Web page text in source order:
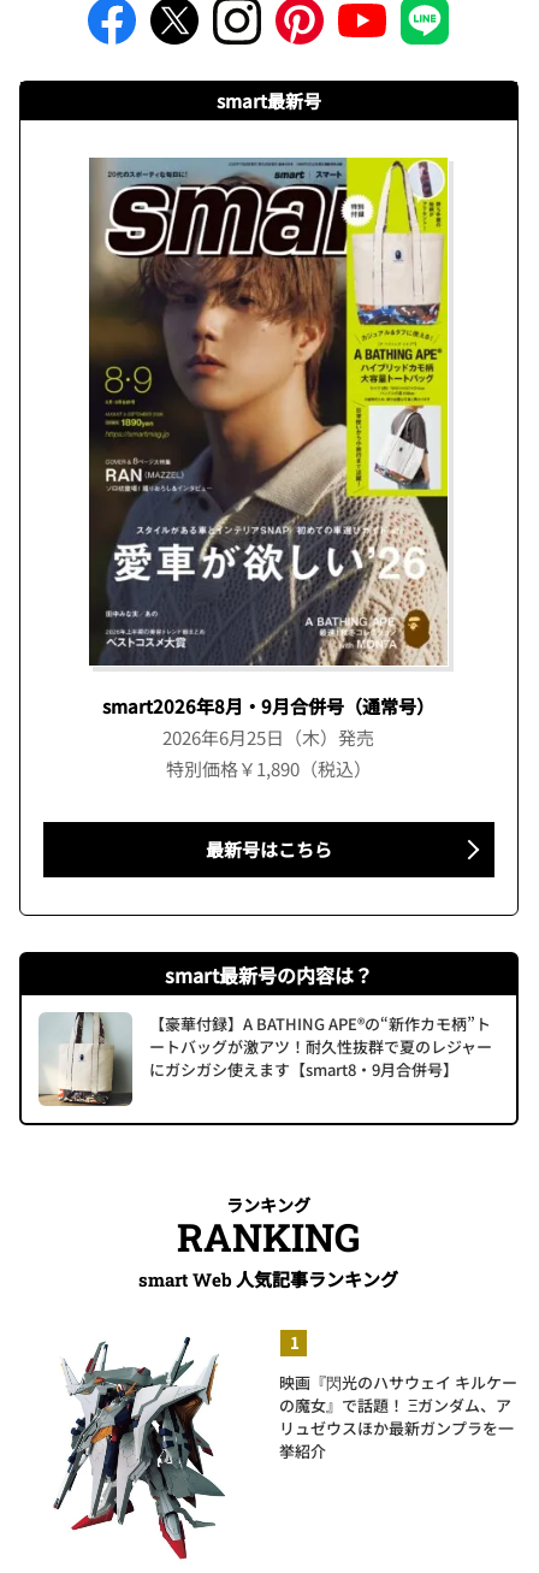
smart最新号
smart2026年8月・9月合併号（通常号）
2026年6月25日（木）発売
特別価格￥1,890（税込）
最新号はこちら
smart最新号の内容は？
【豪華付録】A BATHING APE®の“新作カモ柄”ト
ートバッグが激アツ！耐久性抜群で夏のレジャー
にガシガシ使えます【smart8・9月合併号】
ランキング
RANKING
smart Web 人気記事ランキング
映画『閃光のハサウェイ キルケー
の魔女』で話題！ Ξガンダム、ア
リュゼウスほか最新ガンプラを一
挙紹介